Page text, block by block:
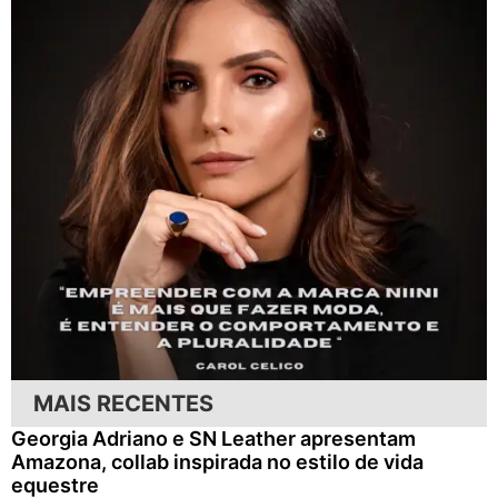
MAIS RECENTES
Georgia Adriano e SN Leather apresentam
Amazona, collab inspirada no estilo de vida
equestre